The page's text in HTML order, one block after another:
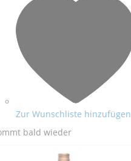
Zur Wunschliste hinzufügen
bald wieder